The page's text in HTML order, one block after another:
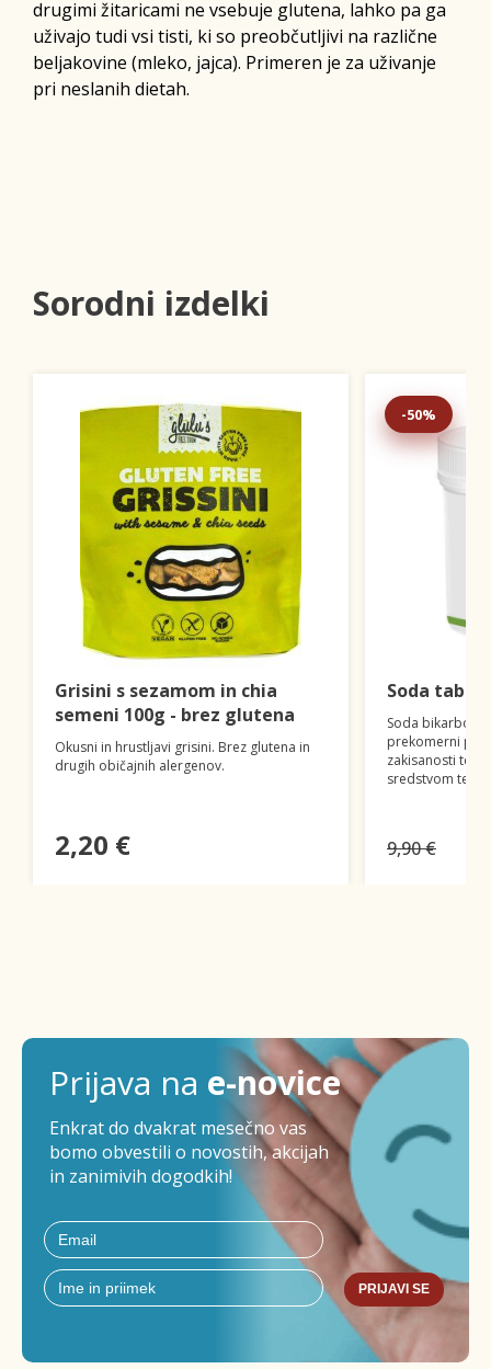
drugimi žitaricami ne vsebuje glutena, lahko pa ga
uživajo tudi vsi tisti, ki so preobčutljivi na različne
beljakovine (mleko, jajca). Primeren je za uživanje
pri neslanih dietah.
Sorodni izdelki
Grisini s sezamom in chia
semeni 100g - brez glutena
Okusni in hrustljavi grisini. Brez glutena in
drugih običajnih alergenov.
2,20 €
-50%
Soda
Soda
prekomerni
zakisanosti
sredstvom ter v
9,90 €
Prijava na e-novice
Enkrat do dvakrat mesečno vas
bomo obvestili o novostih, akcijah
in zanimivih dogodkih!
PRIJAVI SE